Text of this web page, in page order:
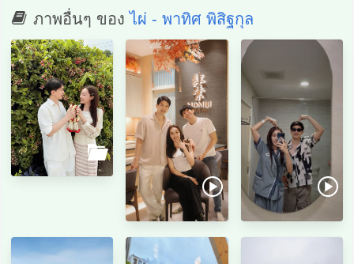
ภาพอื่นๆ ของไผ่ - พาทิศ พิสิฐกุล